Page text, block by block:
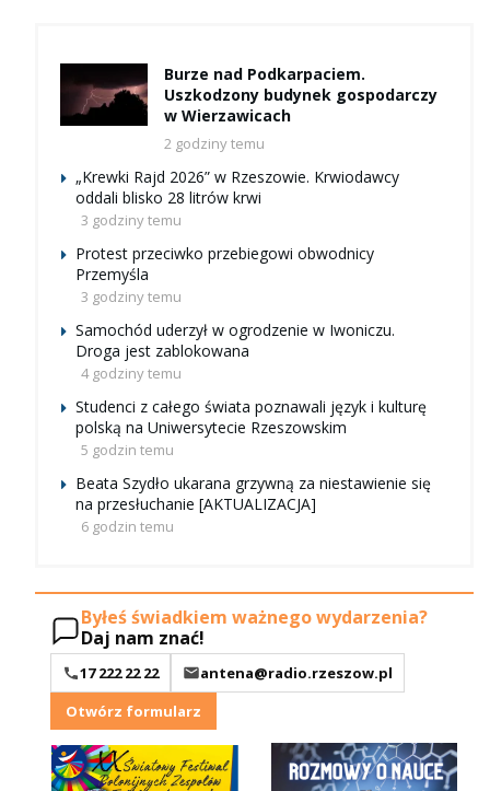
Burze nad Podkarpaciem.
Uszkodzony budynek gospodarczy
w Wierzawicach
2 godziny temu
„Krewki Rajd 2026” w Rzeszowie. Krwiodawcy
oddali blisko 28 litrów krwi
3 godziny temu
Protest przeciwko przebiegowi obwodnicy
Przemyśla
3 godziny temu
Samochód uderzył w ogrodzenie w Iwoniczu.
Droga jest zablokowana
4 godziny temu
Studenci z całego świata poznawali język i kulturę
polską na Uniwersytecie Rzeszowskim
5 godzin temu
Beata Szydło ukarana grzywną za niestawienie się
na przesłuchanie [AKTUALIZACJA]
6 godzin temu
Byłeś świadkiem ważnego wydarzenia?
Daj nam znać!
17 222 22 22
antena@radio.rzeszow.pl
Otwórz formularz